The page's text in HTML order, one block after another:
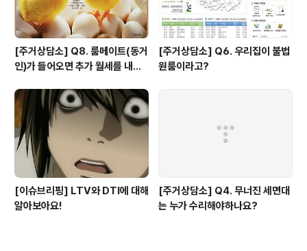
[주거상담소] Q8. 룸메이트(동거
인)가 들어오면 추가 월세를 내야
[주거상담소] Q6. 우리집이 불법
원룸이라고?
[이슈브리핑] LTV와 DTI에 대해
알아보아요!
[주거상담소] Q4. 무너진 세면대
는 누가 수리해야하나요?